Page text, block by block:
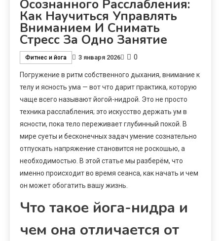
Осознанного Расслабления:
Как Научиться Управлять
Вниманием И Снимать
Стресс За Одно Занятие
Фитнес и йога 3 января 2026 0
Погружение в ритм собственного дыхания, внимание к
телу и ясность ума — вот что дарит практика, которую
чаще всего называют йогой-нидрой. Это не просто
техника расслабления; это искусство держать ум в
ясности, пока тело переживает глубинный покой. В
мире суеты и бесконечных задач умение сознательно
отпускать напряжение становится не роскошью, а
необходимостью. В этой статье мы разберём, что
именно происходит во время сеанса, как начать и чем
он может обогатить вашу жизнь.
Что такое йога-нидра и
чем она отличается от